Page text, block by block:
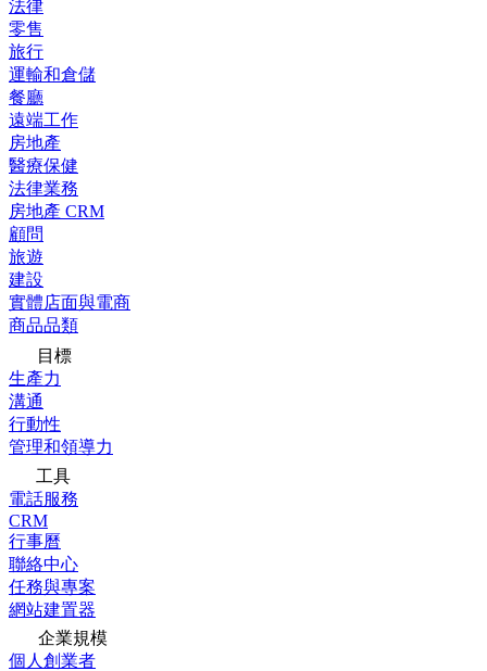
法律
零售
旅行
運輸和倉儲
餐廳
遠端工作
房地產
醫療保健
法律業務
房地產 CRM
顧問
旅遊
建設
實體店面與電商
商品品類
目標
生產力
溝通
行動性
管理和領導力
工具
電話服務
CRM
行事曆
聯絡中心
任務與專案
網站建置器
企業規模
個人創業者